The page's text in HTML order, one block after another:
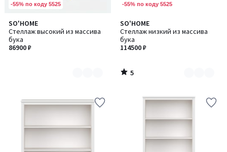
-55% по коду 5525
SO'HOME
Стеллаж высокий из массива
бука
86900 ₽
Количество
цветов:
2
-55% по коду 5525
SO'HOME
Стеллаж низкий из массива
бука
114500 ₽
5
/
5
Количество
цветов:
2
5
/